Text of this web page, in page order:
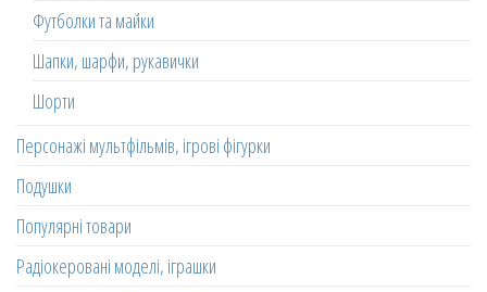
Футболки та майки
Шапки, шарфи, рукавички
Шорти
Персонажі мультфільмів, ігрові фігурки
Подушки
Популярні товари
Радіокеровані моделі, іграшки